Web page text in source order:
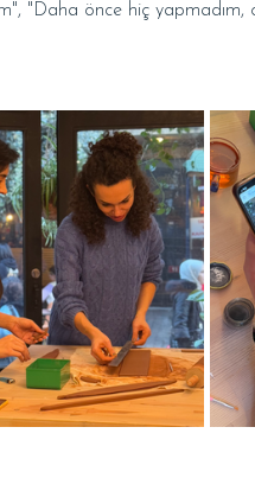
"Daha önce hiç yapmadım,